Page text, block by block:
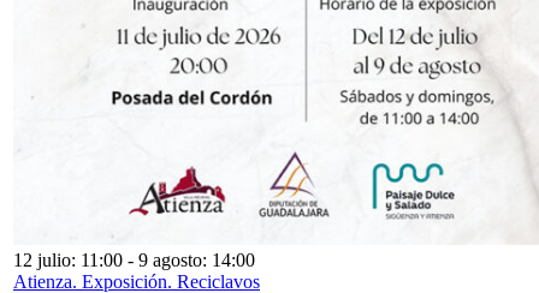
12 julio: 11:00 - 9 agosto: 14:00
Atienza. Exposición. Reciclavos